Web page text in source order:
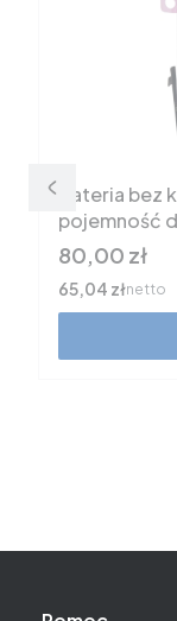
Bateria bez
pojemność
Cena
80,00 zł
Cena
65,04 złnetto